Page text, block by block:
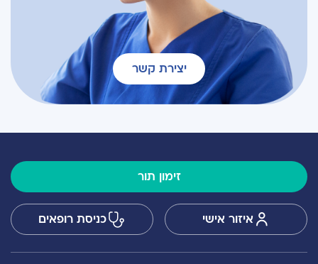
יצירת קשר
זימון תור
איזור אישי כניסת רופאים